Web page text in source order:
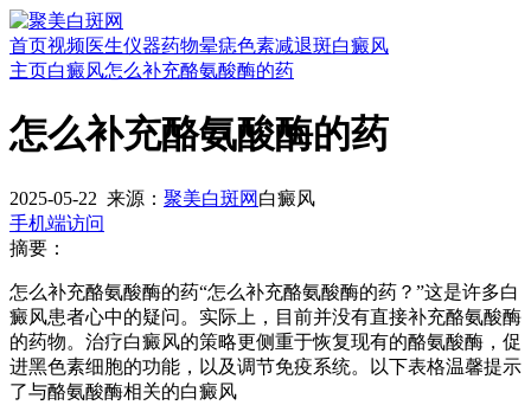
首页视频医生仪器药物晕痣色素减退斑白癜风
主页白癜风怎么补充酪氨酸酶的药
怎么补充酪氨酸酶的药
2025-05-22 来源： 聚美白斑网 白癜风
手机端访问
摘要：
怎么补充酪氨酸酶的药“怎么补充酪氨酸酶的药？”这是许多白
癜风患者心中的疑问。实际上，目前并没有直接补充酪氨酸酶
的药物。治疗白癜风的策略更侧重于恢复现有的酪氨酸酶，促
进黑色素细胞的功能，以及调节免疫系统。以下表格温馨提示
了与酪氨酸酶相关的白癜风